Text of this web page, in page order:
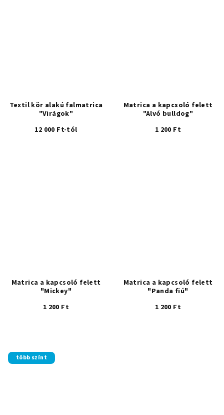
Textil kör alakú falmatrica
"Virágok"
12 000 Ft-tól
Matrica a kapcsoló felett
"Alvó bulldog"
1 200 Ft
Matrica a kapcsoló felett
"Mickey"
1 200 Ft
Matrica a kapcsoló felett
"Panda fiú"
1 200 Ft
több színt